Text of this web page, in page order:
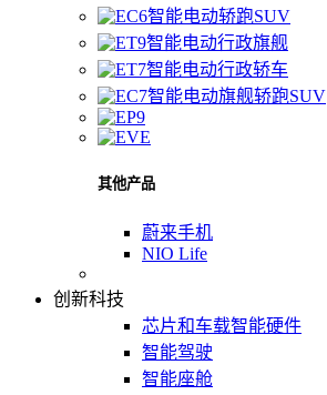
智能电动轿跑SUV
智能电动行政旗舰
智能电动行政轿车
智能电动旗舰轿跑SUV
其他产品
蔚来手机
NIO Life
创新科技
芯片和车载智能硬件
智能驾驶
智能座舱